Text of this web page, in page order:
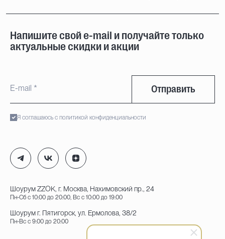
Напишите свой e-mail и получайте только
актуальные скидки и акции
Отправить
Я соглашаюсь с политикой конфиденциальности
Шоурум ZZOK, г. Москва, Нахимовский пр., 24
Пн-Сб с 10:00 до 20:00, Вс с 10:00 до 19:00
Шоурум г. Пятигорск, ул. Ермолова, 38/2
Пн-Вс с 9:00 до 20:00